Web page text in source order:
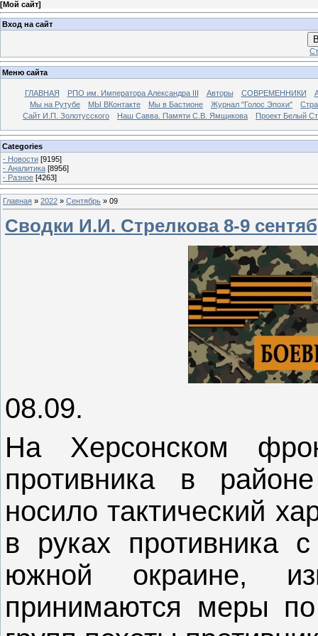
[Мой сайт]
Вход на сайт
Меню сайта
ГЛАВНАЯ РПО им. Императора Александра III Авторы СОВРЕМЕННИКИ
Мы на Рутубе
МЫ ВКонтакте Мы в Бастионе Журнал "Голос Эпохи"
Сайт И.П. Золотусского
Наш Савва. Памяти С.В. Ямщикова Проект Белый
Categories
- Новости [9195]
- Аналитика [8956]
- Разное [4263]
Главная » 2022 » Сентябрь » 09
Сводки И.И. Стрелкова 8-9
08.09.
На Херсонском
противника в
носило тактический
в руках противника
южной окраине,
принимаются меры